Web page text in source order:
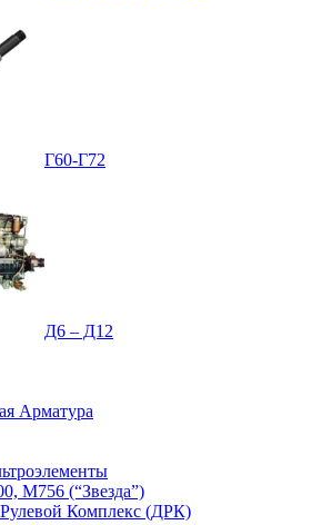
Г60-Г72
Д6 – Д12
Арматура
М756 (“Звезда”)
Комплекс (ДРК)